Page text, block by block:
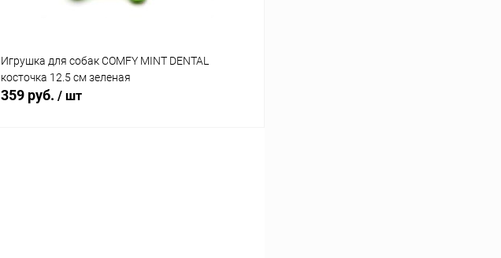
Игрушка для собак COMFY MINT DENTAL
косточка 12.5 см зеленая
359 руб. / шт